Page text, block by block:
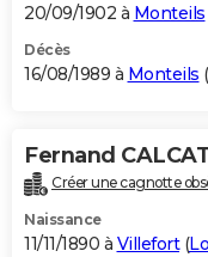
20/09/1902 à Monteils
Décès
16/08/1989 à Monteils (
Fernand
Créer une cagnotte
Naissance
11/11/1890 à Villefort(